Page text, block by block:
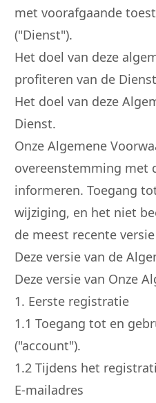
met voorafgaande
("Dienst").
Het doel van deze
profiteren van de
Het doel van deze
Dienst.
Onze Algemene
overeenstemming met
informeren. Toegang
wijziging, en het niet
de meest recente
Deze versie van de
Deze versie van Onze
1. Eerste registratie
1.1 Toegang tot en
("account").
1.2 Tijdens het
E-mailadres